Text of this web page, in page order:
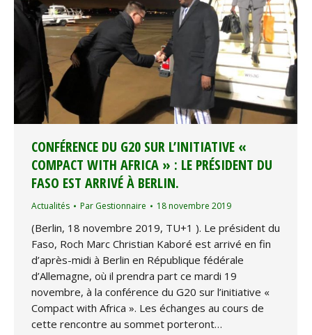
CONFÉRENCE DU G20 SUR L’INITIATIVE «
COMPACT WITH AFRICA » : LE PRÉSIDENT DU
FASO EST ARRIVÉ À BERLIN.
Actualités Par Gestionnaire 18 novembre 2019
(Berlin, 18 novembre 2019, TU+1 ). Le président du
Faso, Roch Marc Christian Kaboré est arrivé en fin
d’après-midi à Berlin en République fédérale
d’Allemagne, où il prendra part ce mardi 19
novembre, à la conférence du G20 sur l’initiative «
Compact with Africa ». Les échanges au cours de
cette rencontre au sommet porteront…